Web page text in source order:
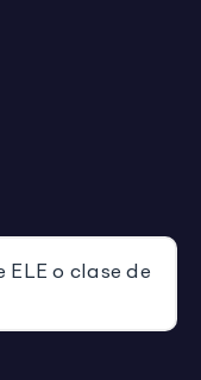
o clase de